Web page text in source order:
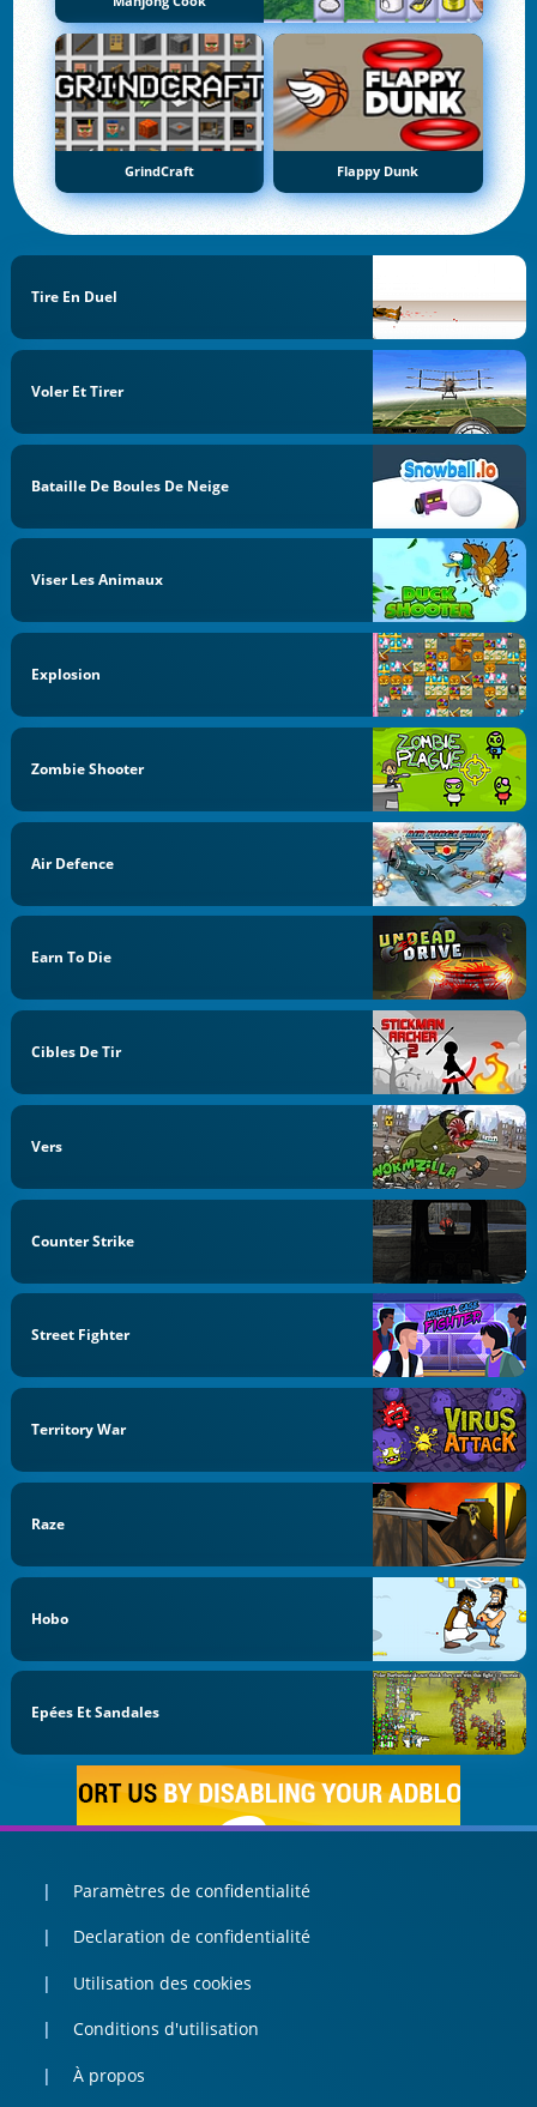
GrindCraft Flappy Dunk
Tire En Duel
Voler Et Tirer
Bataille De Boules De Neige
Viser Les Animaux
Explosion
Zombie Shooter
Air Defence
Earn To Die
Cibles De Tir
Vers
Counter Strike
Street Fighter
Territory War
Raze
Hobo
Epées Et Sandales
Paramètres de confidentialité
Declaration de confidentialité
Utilisation des cookies
Conditions d'utilisation
À propos